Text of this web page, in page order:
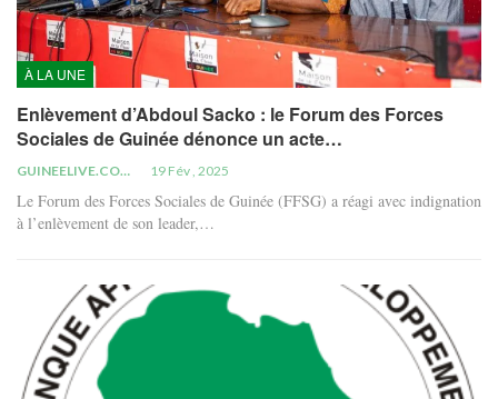
À LA UNE
Enlèvement d’Abdoul Sacko : le Forum des Forces
Sociales de Guinée dénonce un acte…
GUINEELIVE.COM 19 Fév , 2025
Le Forum des Forces Sociales de Guinée (FFSG) a réagi avec indignation
à l’enlèvement de son leader,…